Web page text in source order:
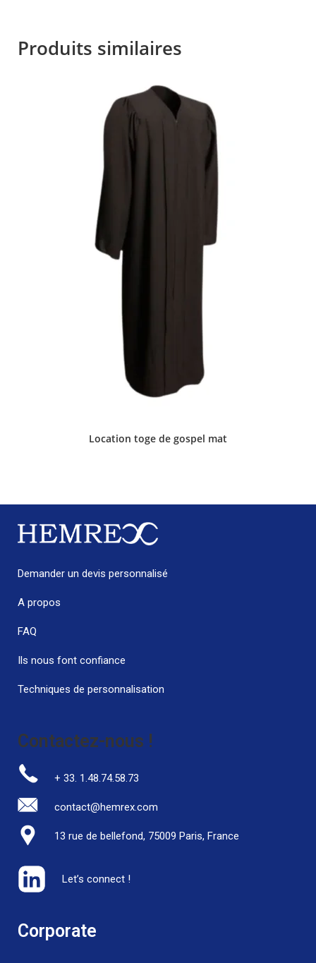
Produits similaires
Location toge de gospel mat
Demander un devis personnalisé
A propos
FAQ
Ils nous font confiance
Techniques de personnalisation
Contactez-nous !
+ 33. 1.48.74.58.73
contact@hemrex.com
13 rue de bellefond, 75009 Paris, France
Let’s connect !
Corporate